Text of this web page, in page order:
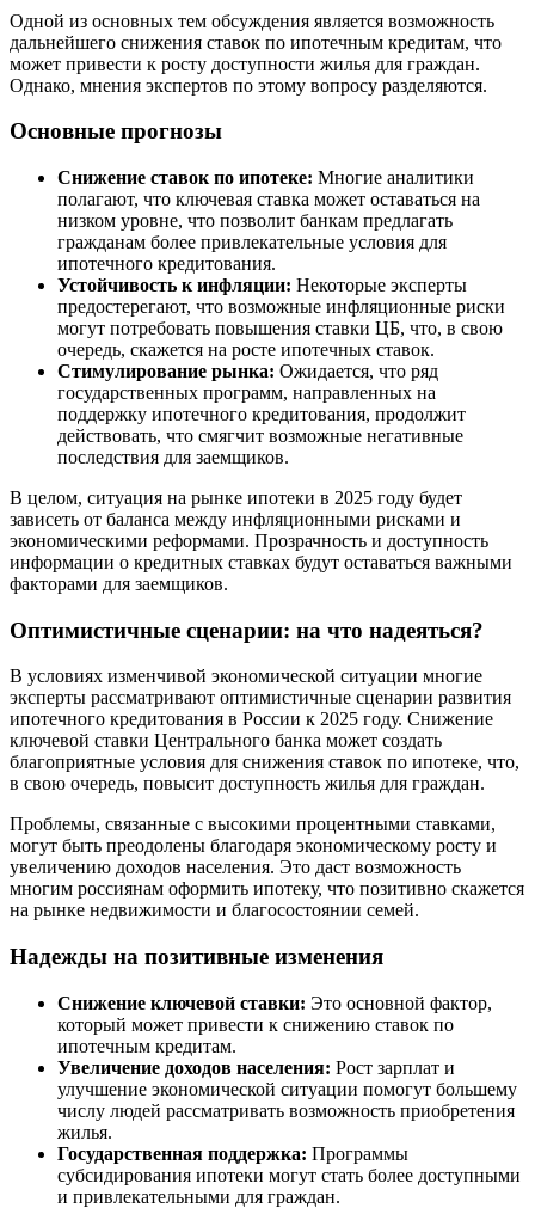
Одной из основных тем обсуждения является возможность
дальнейшего снижения ставок по ипотечным кредитам, что
может привести к росту доступности жилья для граждан.
Однако, мнения экспертов по этому вопросу разделяются.
Основные прогнозы
Снижение ставок по ипотеке: Многие аналитики
полагают, что ключевая ставка может оставаться на
низком уровне, что позволит банкам предлагать
гражданам более привлекательные условия для
ипотечного кредитования.
Устойчивость к инфляции: Некоторые эксперты
предостерегают, что возможные инфляционные риски
могут потребовать повышения ставки ЦБ, что, в свою
очередь, скажется на росте ипотечных ставок.
Стимулирование рынка: Ожидается, что ряд
государственных программ, направленных на
поддержку ипотечного кредитования, продолжит
действовать, что смягчит возможные негативные
последствия для заемщиков.
В целом, ситуация на рынке ипотеки в 2025 году будет
зависеть от баланса между инфляционными рисками и
экономическими реформами. Прозрачность и доступность
информации о кредитных ставках будут оставаться важными
факторами для заемщиков.
Оптимистичные сценарии: на что надеяться?
В условиях изменчивой экономической ситуации многие
эксперты рассматривают оптимистичные сценарии развития
ипотечного кредитования в России к 2025 году. Снижение
ключевой ставки Центрального банка может создать
благоприятные условия для снижения ставок по ипотеке, что,
в свою очередь, повысит доступность жилья для граждан.
Проблемы, связанные с высокими процентными ставками,
могут быть преодолены благодаря экономическому росту и
увеличению доходов населения. Это даст возможность
многим россиянам оформить ипотеку, что позитивно скажется
на рынке недвижимости и благосостоянии семей.
Надежды на позитивные изменения
Снижение ключевой ставки: Это основной фактор,
который может привести к снижению ставок по
ипотечным кредитам.
Увеличение доходов населения: Рост зарплат и
улучшение экономической ситуации помогут большему
числу людей рассматривать возможность приобретения
жилья.
Государственная поддержка: Программы
субсидирования ипотеки могут стать более доступными
и привлекательными для граждан.